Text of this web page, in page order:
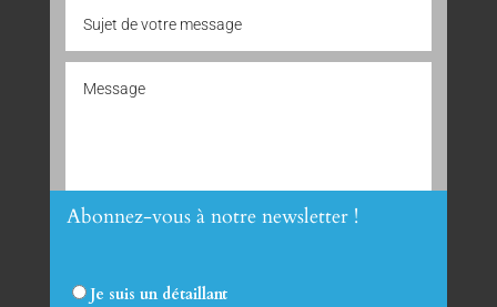
Abonnez-vous à notre newsletter !
Je suis un détaillant